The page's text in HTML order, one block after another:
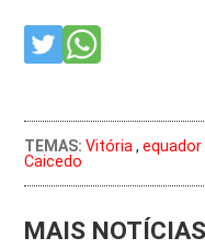
TEMAS: Vitória ,equador
Caicedo
MAIS NOTÍCIAS